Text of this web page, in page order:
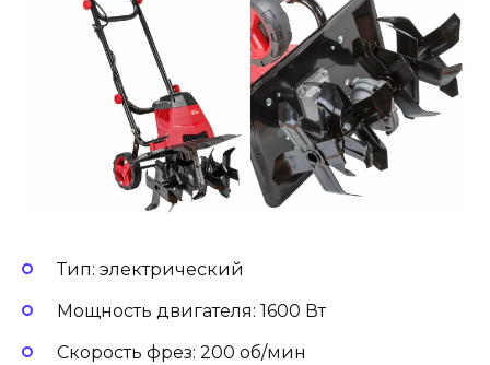
Тип: электрический
Мощность двигателя: 1600 Вт
Скорость фрез: 200 об/мин